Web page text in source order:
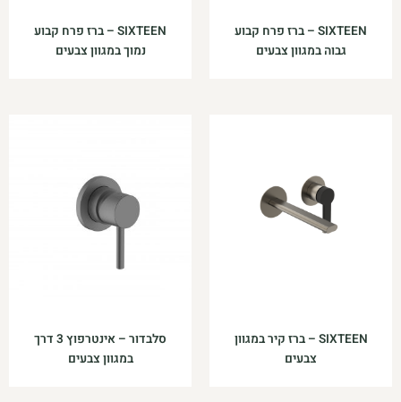
SIXTEEN – ברז פרח קבוע
גבוה במגוון צבעים
SIXTEEN – ברז פרח קבוע
נמוך במגוון צבעים
SIXTEEN – ברז קיר במגוון
צבעים
סלבדור – אינטרפוץ 3 דרך
במגוון צבעים